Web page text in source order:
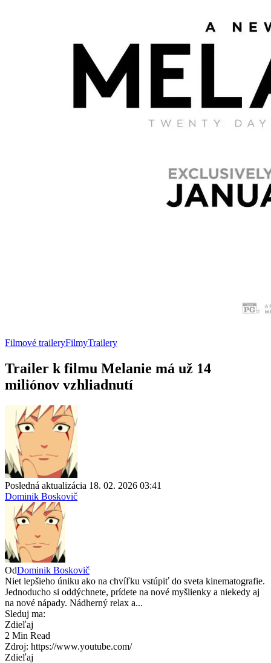
Filmové traileryFilmyTrailery
Trailer k filmu Melanie má už 14
miliónov vzhliadnutí
Posledná aktualizácia 18. 02. 2026 03:41
Dominik Boskovič
OdDominik Boskovič
Niet lepšieho úniku ako na chvíľku vstúpiť do sveta kinematografie.
Jednoducho si oddýchnete, prídete na nové myšlienky a niekedy aj
na nové nápady. Nádherný relax a...
Sleduj ma:
Zdieľaj
2 Min Read
Zdroj: https://www.youtube.com/
Zdieľaj